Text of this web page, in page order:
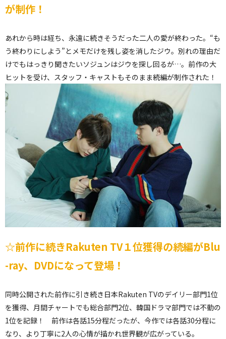
が制作！
あれから時は経ち、永遠に続きそうだった二人の愛が終わった。“も
う終わりにしよう”とメモだけを残し姿を消したジウ。別れの理由だ
けでもはっきり聞きたいソジュンはジウを探し回るが…。前作の大
ヒットを受け、スタッフ・キャストもそのまま続編が制作された！
☆前作に続きRakuten TV１位獲得の続編がBlu
-ray、DVDになって登場！
同時公開された前作に引き続き日本Rakuten TVのデイリー部門1位
を獲得、月間チャートでも総合部門2位、韓国ドラマ部門では不動の
1位を記録！ 前作は各話15分程だったが、今作では各話30分程に
なり、より丁寧に2人の心情が描かれ世界観が広がっている。